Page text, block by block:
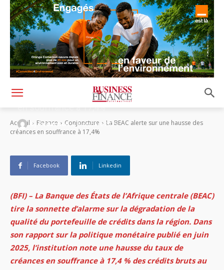
Accueil Finance Conjoncture
La BEAC alerte sur une hausse des
créances en souffrance à 17,4%
La BEAC alerte sur une hausse des créances
en souffrance à 17,4%
By Rédaction - 8 octobre 2025
Facebook Linkedin
(BFI) – La Banque des États de l’Afrique centrale (BEAC)
tire la sonnette d’alarme sur la dégradation de la
qualité du portefeuille de crédits dans la région. Dans
son rapport sur la politique monétaire publié en juin
2025, l’institution note une hausse du taux de
créances en souffrance à 17,4 % des crédits bruts au